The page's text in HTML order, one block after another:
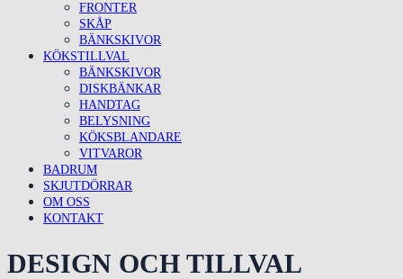
FRONTER
SKÅP
BÄNKSKIVOR
KÖKSTILLVAL
BÄNKSKIVOR
DISKBÄNKAR
HANDTAG
BELYSNING
KÖKSBLANDARE
VITVAROR
BADRUM
SKJUTDÖRRAR
OM OSS
KONTAKT
DESIGN OCH TILLVAL